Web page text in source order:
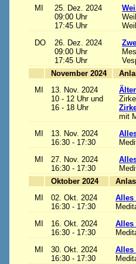
MI
25. Dez. 2024
09:00 Uhr
17:45 Uhr
DO
26. Dez. 2024
09:00 Uhr
17:45 Uhr
November 2024
MI
13. Nov. 2024
10 - 12 Uhr und
16 - 18 Uhr
mit
MI
13. Nov. 2024
16:30 - 17:30
MI
27. Nov. 2024
16:30 - 17:30
Oktober 2024
MI
02. Okt. 2024
16:30 - 17:30
Alles
MI
16. Okt. 2024
16:30 - 17:30
Alles
MI
30. Okt. 2024
16:30 - 17:30
Alles